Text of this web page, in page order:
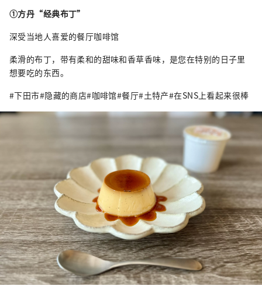
①方丹“经典布丁”
深受当地人喜爱的餐厅咖啡馆
柔滑的布丁，带有柔和的甜味和香草香味，是您在特别的日子里
想要吃的东西。
#下田市#隐藏的商店#咖啡馆#餐厅#土特产#在SNS上看起来很棒